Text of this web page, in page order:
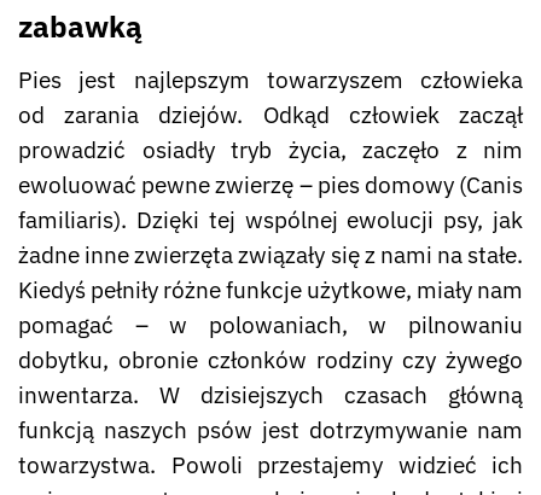
zabawką
Pies jest najlepszym towarzyszem człowieka
od zarania dziejów. Odkąd człowiek zaczął
prowadzić osiadły tryb życia, zaczęło z nim
ewoluować pewne zwierzę – pies domowy (Canis
familiaris). Dzięki tej wspólnej ewolucji psy, jak
żadne inne zwierzęta związały się z nami na stałe.
Kiedyś pełniły różne funkcje użytkowe, miały nam
pomagać – w polowaniach, w pilnowaniu
dobytku, obronie członków rodziny czy żywego
inwentarza. W dzisiejszych czasach główną
funkcją naszych psów jest dotrzymywanie nam
towarzystwa. Powoli przestajemy widzieć ich